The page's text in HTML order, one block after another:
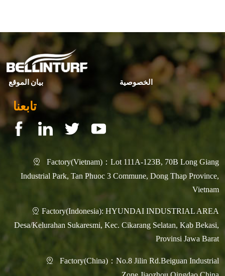
بيان الموقع الخصوصية
تابعنا

Factory(Vietnam)：Lot 111A-123B, 70B Long Giang
Industrial Park, Tan Phuoc 3 Commune, Dong Thap Province,
Vietnam
 Factory(Indonesia): HYUNDAI INDUSTRIAL AREA
Desa/Kelurahan Sukaresmi, Kec. Cikarang Selatan, Kab Bekasi,
Provinsi Jawa Barat

Factory(China)：No.8 Jilin Rd.Beiguan Industrial